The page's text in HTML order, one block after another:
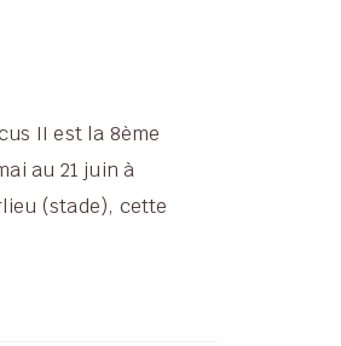
II est la 8ème
au 21 juin à
(stade), cette